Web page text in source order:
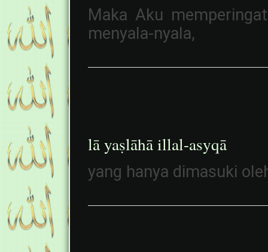
Maka Aku
menyala-nyala,
lā yaṣlāhā illal-asyqā
yang hanya dimasuki